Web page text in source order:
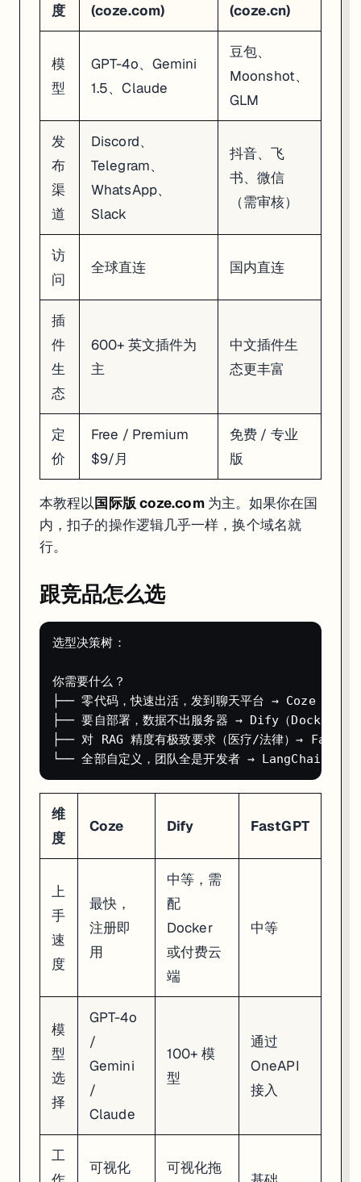
：如果你的目标是"尽快做一个能用的 AI Bot"，Coze 是最省
2025 年 7 月，字节开源了 Coze 的核心：
：完整的 Bot 开发环境，Go 后端 + React/
Coze Loop：Agent 调试和评测工具，支持全链路可视化追踪
# 快速体验 Coze Studio 开源版
git clone https://github.com/coze-dev/coze-studio.git
cd coze-studio
docker compose up -d
度
(coze.com)
(coze.cn)
模
型
GPT-4o、Gemini
1.5、Claude
豆包、
Moonshot、
GLM
发
布
渠
道
Discord、
Telegram、
WhatsApp、
Slack
抖音、飞
书、微信
（需审核）
访
问
全球直连 国内直连
插
件
生
态
600+ 英文插件为
主
中文插件生
态更丰富
定
价
Free / Premium
$9/月
免费 / 专业
版
本教程以国际版 coze.com为主。如果你在国
内，扣子的操作逻辑几乎一样，换个域名就
行。
跟竞品怎么选
选型决策树：
你需要什么？
├── 零代码，快速出活，发到聊天平台 → Coze
├── 要自部署，数据不出服务器 → Dify（Docker 一
├── 对 RAG 精度有极致要求（医疗/法律）→
维
度
Coze Dify FastGPT
上
手
速
度
最快，
注册即
用
中等，需
配
Docker
或付费云
端
中等
模
型
选
择
GPT-4o
/
Gemini
/
Claude
100+ 模
型
通过
OneAPI
接入
工
可视化 可视化拖